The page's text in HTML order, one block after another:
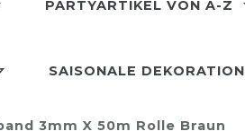
PARTYARTIKEL VON A-Z
SAISONALE DEKORATION
3mm X 50m Rolle Braun